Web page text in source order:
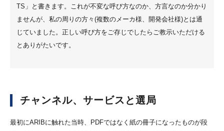
TS」と書きます。これが不変な呼び方なのか、方言なのか分かり
ませんが、私の周りの方々(複数のメーカ様、開発会社様)とは通
じていました。正しい呼び方をご存じでしたらご教示いただける
とありがたいです。
チャンネル、サービスと選局
最初にARIBに触れた当時、PDFではなく紙の冊子になったものが段